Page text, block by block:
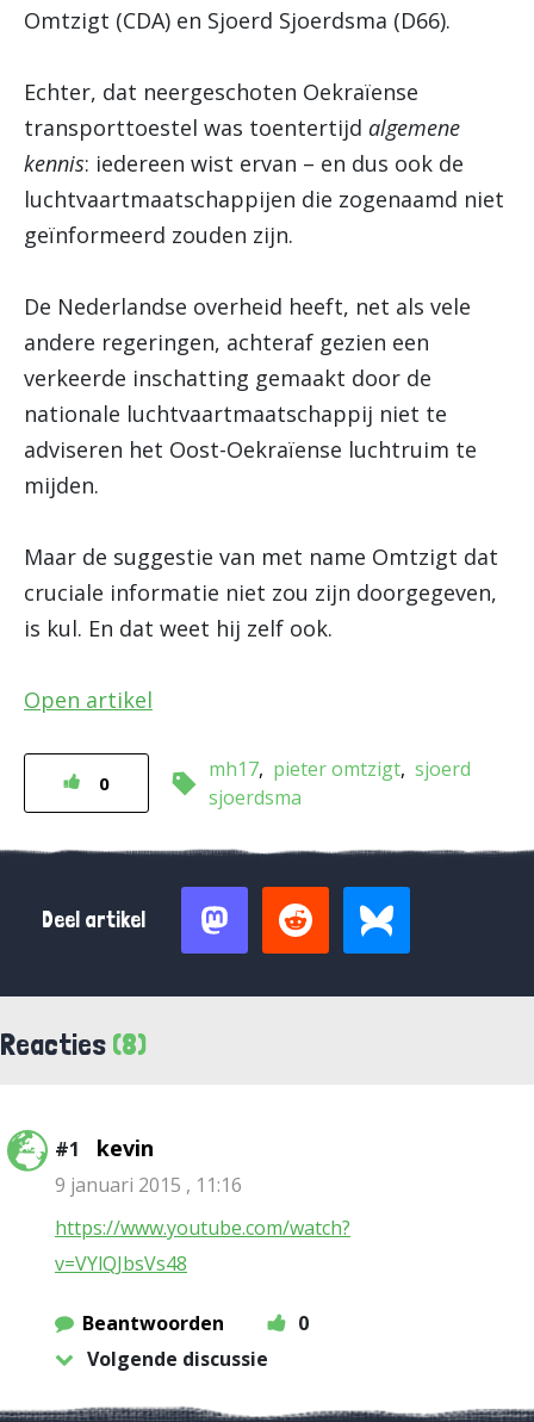
Omtzigt (CDA) en Sjoerd Sjoerdsma (D66).
Echter, dat neergeschoten Oekraïense
transporttoestel was toentertijd algemene
kennis: iedereen wist ervan – en dus ook de
luchtvaartmaatschappijen die zogenaamd niet
geïnformeerd zouden zijn.
De Nederlandse overheid heeft, net als vele
andere regeringen, achteraf gezien een
verkeerde inschatting gemaakt door de
nationale luchtvaartmaatschappij niet te
adviseren het Oost-Oekraïense luchtruim te
mijden.
Maar de suggestie van met name Omtzigt dat
cruciale informatie niet zou zijn doorgegeven,
is kul. En dat weet hij zelf ook.
Open artikel
0
mh17 pieter omtzigt sjoerd
sjoerdsma
Deel artikel
Reacties (8)
#1 kevin
9 januari 2015 , 11:16
https://www.youtube.com/watch?
v=VYlQJbsVs48
Beantwoorden
0
Volgende discussie